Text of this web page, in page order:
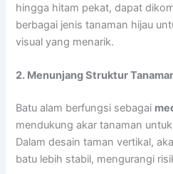
hingga hitam pekat, dapat
berbagai jenis tanaman hijau
visual yang menarik.
2. Menunjang Struktur
Batu alam berfungsi sebagai
mendukung akar tanaman
Dalam desain taman vertikal,
batu lebih stabil, mengurangi